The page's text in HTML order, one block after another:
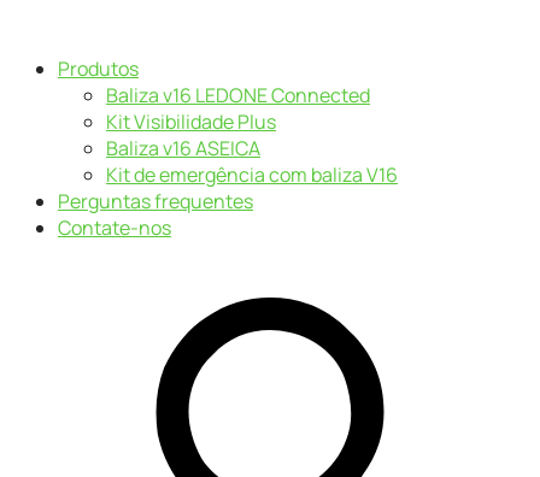
Produtos
Baliza v16 LEDONE Connected
Kit Visibilidade Plus
Baliza v16 ASEICA
Kit de emergência com baliza V16
Perguntas frequentes
Contate-nos